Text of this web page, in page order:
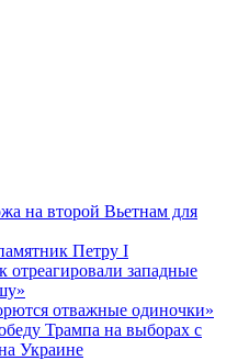
на второй Вьетнам для
Петру I
отреагировали западные
отважные одиночки»
Трампа на выборах с
Украине